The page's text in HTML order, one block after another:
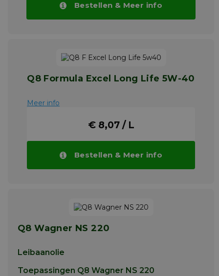
Bestellen & Meer info
Q8 Formula Excel Long Life 5W-40
Meer info
€ 8,07 / L
Bestellen & Meer info
Q8 Wagner NS 220
Leibaanolie
Toepassingen Q8 Wagner NS 220